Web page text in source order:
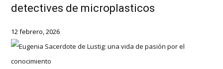
detectives de microplasticos
12 febrero, 2026